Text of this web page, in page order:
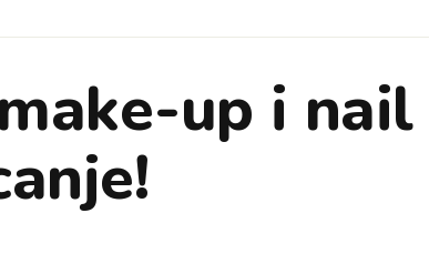
up i nail